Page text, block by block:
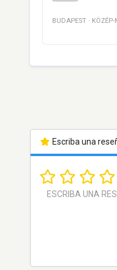
BUDAPEST ·
Escriba una